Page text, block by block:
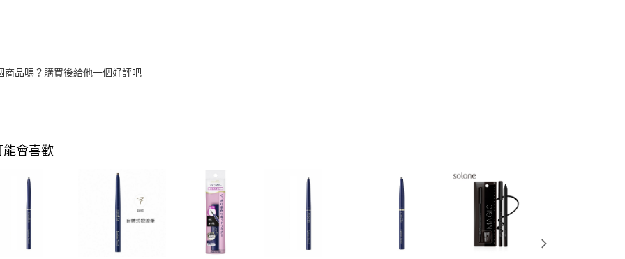
商品嗎？購買後給他一個好評吧
能會喜歡